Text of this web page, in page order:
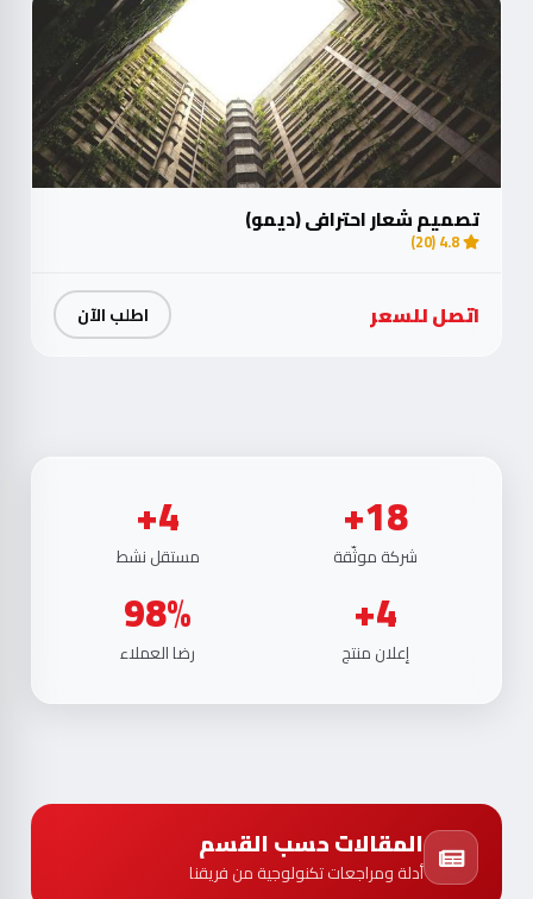
تصميم شعار احترافي (ديمو)
4.8 (20)
اتصل للسعر اطلب الآن
18+
شركة موثّقة
4+
مستقل نشط
4+
إعلان منتج
98%
رضا العملاء
المقالات حسب القسم
أدلة ومراجعات تكنولوجية من فريقنا